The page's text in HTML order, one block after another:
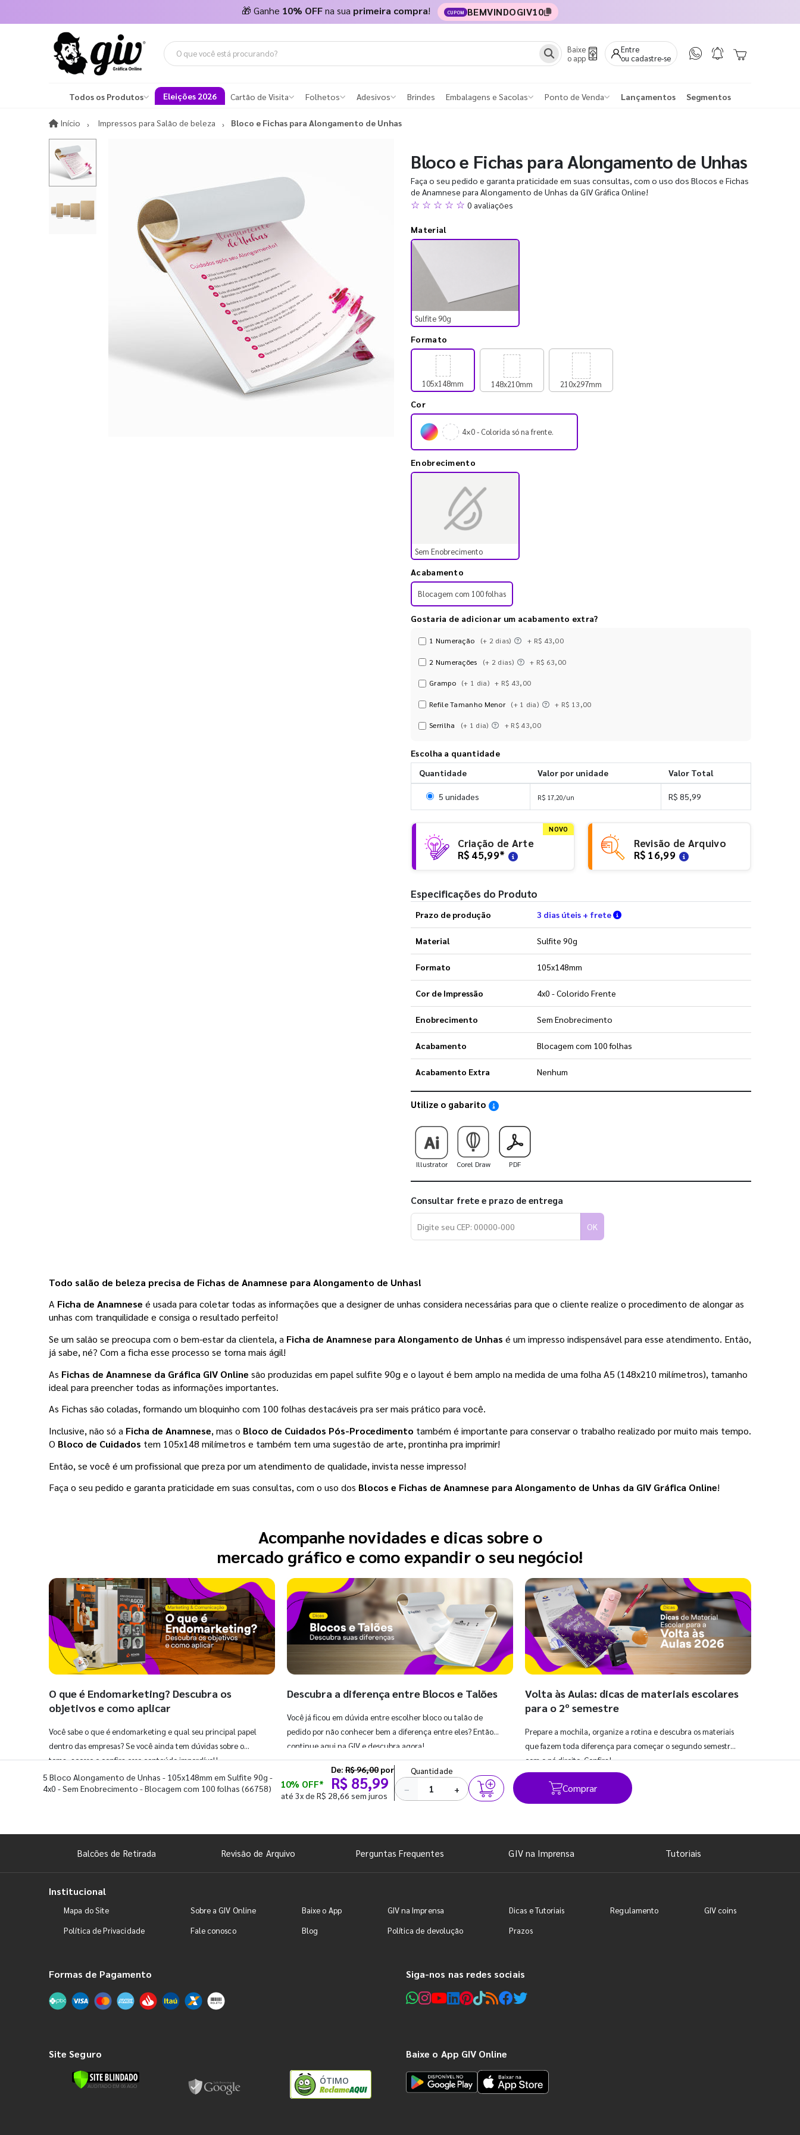
🎁 Ganhe 10% OFFna sua primeira compra! CUPOM BEMVINDOGIV10
Baixe
o app
Entre
ou cadastre-se
Todos os Produtos Eleições 2026 Cartão de Visita Folhetos Adesivos Brindes Embalagens e Sacolas Ponto de Venda Lançamentos Segmentos
Início InícioImpressos para Salão de beleza Bloco e Fichas para Alongamento de Unhas
Bloco e Fichas para Alongamento de Unhas
Faça o seu pedido e garanta praticidade em suas consultas, com o uso dos Blocos e Fichas
de Anamnese para Alongamento de Unhas da GIV Gráfica Online!
☆ ☆ ☆ ☆ ☆ 0 avaliações
Material
Sulfite 90g
Formato
105x148mm 148x210mm 210x297mm
Cor
4×0 - Colorida só na frente.
Enobrecimento
Sem Enobrecimento
Acabamento
Blocagem com 100 folhas
Gostaria de adicionar um acabamento extra?
1 Numeração (+ 2 dias) + R$ 43,00
2 Numerações (+ 2 dias) + R$ 63,00
Grampo (+ 1 dia) + R$ 43,00
Refile Tamanho Menor (+ 1 dia) + R$ 13,00
Serrilha (+ 1 dia) + R$ 43,00
Escolha a quantidade
Quantidade
Valor por unidade Valor Total
Selecionar 5 unidades
5 unidades R$ 17,20/un R$ 85,99
NOVO
Criação de Arte
R$ 45,99*
Revisão de Arquivo
R$ 16,99
Especificações do Produto
Prazo de produção 3 dias úteis + frete Verifique as condições de entrega
Material Sulfite 90g
Formato 105x148mm
Cor de Impressão 4x0 - Colorido Frente
Enobrecimento Sem Enobrecimento
Acabamento Blocagem com 100 folhas
Acabamento Extra Nenhum
Utilize o gabarito Saiba como utilizar os nossos gabaritos
Illustrator Corel Draw PDF
Consultar frete e prazo de entrega
OK
Todo salão de beleza precisa de Fichas de Anamnese para Alongamento de Unhas!
A Ficha de Anamnese é usada para coletar todas as informações que a designer de unhas considera necessárias para que o cliente realize o procedimento de alongar as
unhas com tranquilidade e consiga o resultado perfeito!
Se um salão se preocupa com o bem-estar da clientela, a Ficha de Anamnese para Alongamento de Unhas é um impresso indispensável para esse atendimento. Então,
já sabe, né? Com a ficha esse processo se torna mais ágil!
As Fichas de Anamnese da Gráfica GIV Online são produzidas em papel sulfite 90g e o layout é bem amplo na medida de uma folha A5 (148x210 milímetros), tamanho
ideal para preencher todas as informações importantes.
As Fichas são coladas, formando um bloquinho com 100 folhas destacáveis pra ser mais prático para você.
Inclusive, não só a Ficha de Anamnese, mas o Bloco de Cuidados Pós-Procedimento também é importante para conservar o trabalho realizado por muito mais tempo.
O Bloco de Cuidados tem 105x148 milímetros e também tem uma sugestão de arte, prontinha pra imprimir!
Então, se você é um profissional que preza por um atendimento de qualidade, invista nesse impresso!
Faça o seu pedido e garanta praticidade em suas consultas, com o uso dos Blocos e Fichas de Anamnese para Alongamento de Unhas da GIV Gráfica Online!
Acompanhe novidades e dicas sobre o
mercado gráfico e como expandir o seu negócio!
O que é Endomarketing? Descubra os
objetivos e como aplicar
Você sabe o que é endomarketing e qual seu principal papel
dentro das empresas? Se você ainda tem dúvidas sobre o
tema, acesse e confira esse conteúdo imperdível!
Descubra a diferença entre Blocos e Talões
Você já ficou em dúvida entre escolher bloco ou talão de
pedido por não conhecer bem a diferença entre eles? Então,
continue aqui na GIV e descubra agora!
Volta às Aulas: dicas de materiais escolares
para o 2º semestre
Prepare a mochila, organize a rotina e descubra os materiais
que fazem toda diferença para começar o segundo semestre
com o pé direito. Confira!
5 Bloco Alongamento de Unhas - 105x148mm em Sulfite 90g -
4x0 - Sem Enobrecimento - Blocagem com 100 folhas (66758) 10% OFF*
De: R$ 96,00 por
R$ 85,99
até 3x de R$ 28,66 sem juros
Quantidade
− + Comprar
Balcões de Retirada Revisão de Arquivo Perguntas Frequentes GIV na Imprensa Tutoriais
Institucional
Mapa do Site Sobre a GIV Online Baixe o App GIV na Imprensa Dicas e Tutoriais Regulamento
GIV coins
Política de Privacidade
Fale conosco Blog Política de devolução Prazos
Formas de Pagamento Siga-nos nas redes sociais
Site Seguro
ÓTIMO
Baixe o App GIV Online